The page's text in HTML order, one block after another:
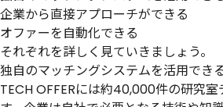
企業から直接アプローチができる
オファーを自動化できる
それぞれを詳しく見ていきましょう。
独自のマッチングシステムを活用でき
TECH OFFERには約40,000件の研究